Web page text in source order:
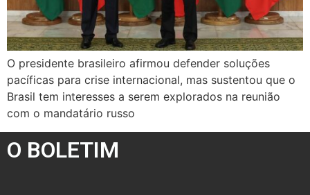
O presidente brasileiro afirmou defender soluções
pacíficas para crise internacional, mas sustentou que o
Brasil tem interesses a serem explorados na reunião
com o mandatário russo
O BOLETIM